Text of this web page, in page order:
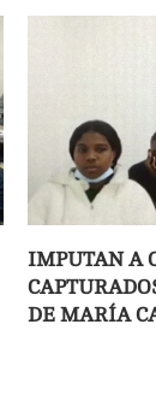
IMPUTAN A
DE MARÍA